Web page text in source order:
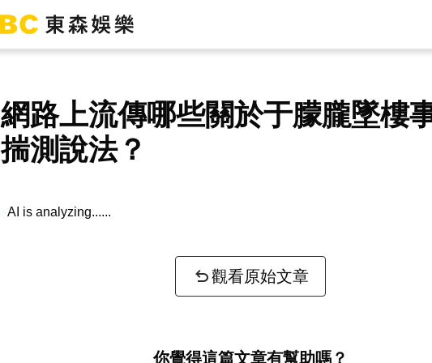
網路上流傳哪些關於于朦朧墜樓
揣測說法？
AI is analyzing...
觀看原始文章
你覺得這篇文章有幫助嗎？